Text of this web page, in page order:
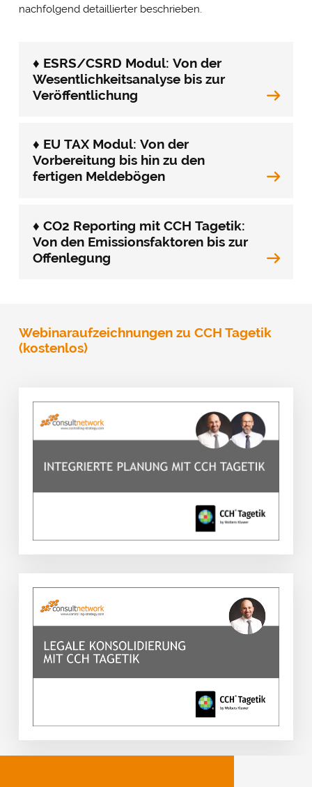
nachfolgend detaillierter beschrieben.
♦ ESRS/CSRD Modul: Von der
Wesentlichkeitsanalyse bis zur
Veröffentlichung
♦ EU TAX Modul: Von der
Vorbereitung bis hin zu den
fertigen Meldebögen
♦ CO2 Reporting mit CCH Tagetik:
Von den Emissionsfaktoren bis zur
Offenlegung
Webinaraufzeichnungen zu CCH Tagetik
(kostenlos)